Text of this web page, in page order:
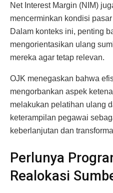
Net Interest Margin (NIM)
mencerminkan kondisi
Dalam konteks ini, penting
mengorientasikan ulang
mereka agar tetap relevan.
OJK menegaskan bahwa
mengorbankan aspek
melakukan pelatihan ulang
keterampilan pegawai
keberlanjutan dan
Perlunya
Realokasi